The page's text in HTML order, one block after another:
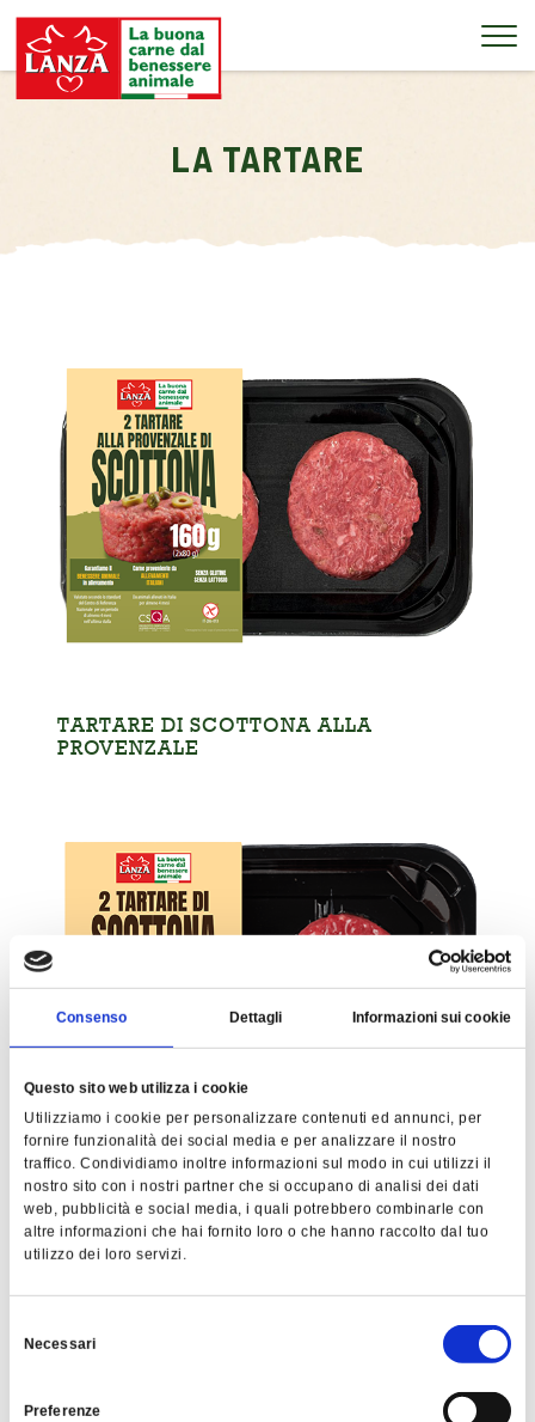
Consenso Dettagli Informazioni sui cookie
Questo sito web utilizza i cookie
Utilizziamo i cookie per personalizzare contenuti ed annunci, per
fornire funzionalità dei social media e per analizzare il nostro
traffico. Condividiamo inoltre informazioni sul modo in cui utilizzi il
nostro sito con i nostri partner che si occupano di analisi dei dati
web, pubblicità e social media, i quali potrebbero combinarle con
altre informazioni che hai fornito loro o che hanno raccolto dal tuo
utilizzo dei loro servizi.
delNecessari
Preferenze
LA TARTARE
TARTARE DI SCOTTONA ALLA
PROVENZALE
TARTARE DI
SCOTTONA